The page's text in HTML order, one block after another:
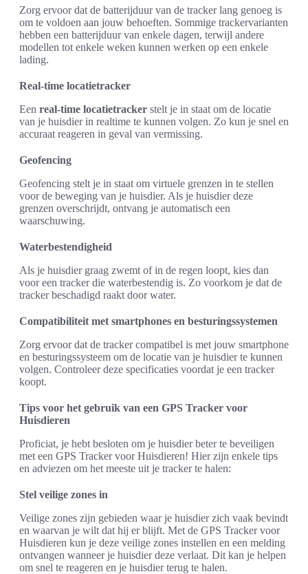
Zorg ervoor dat de batterijduur van de tracker lang genoeg is
om te voldoen aan jouw behoeften. Sommige trackervarianten
hebben een batterijduur van enkele dagen, terwijl andere
modellen tot enkele weken kunnen werken op een enkele
lading.
Real-time locatietracker
Een real-time locatietracker stelt je in staat om de locatie
van je huisdier in realtime te kunnen volgen. Zo kun je snel en
accuraat reageren in geval van vermissing.
Geofencing
Geofencing stelt je in staat om virtuele grenzen in te stellen
voor de beweging van je huisdier. Als je huisdier deze
grenzen overschrijdt, ontvang je automatisch een
waarschuwing.
Waterbestendigheid
Als je huisdier graag zwemt of in de regen loopt, kies dan
voor een tracker die waterbestendig is. Zo voorkom je dat de
tracker beschadigd raakt door water.
Compatibiliteit met smartphones en besturingssystemen
Zorg ervoor dat de tracker compatibel is met jouw smartphone
en besturingssysteem om de locatie van je huisdier te kunnen
volgen. Controleer deze specificaties voordat je een tracker
koopt.
Tips voor het gebruik van een GPS Tracker voor
Huisdieren
Proficiat, je hebt besloten om je huisdier beter te beveiligen
met een GPS Tracker voor Huisdieren! Hier zijn enkele tips
en adviezen om het meeste uit je tracker te halen:
Stel veilige zones in
Veilige zones zijn gebieden waar je huisdier zich vaak bevindt
en waarvan je wilt dat hij er blijft. Met de GPS Tracker voor
Huisdieren kun je deze veilige zones instellen en een melding
ontvangen wanneer je huisdier deze verlaat. Dit kan je helpen
om snel te reageren en je huisdier terug te halen.